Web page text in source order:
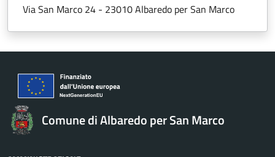
Via San Marco 24 - 23010 Albaredo per San Marco
Comune di Albaredo per San Marco